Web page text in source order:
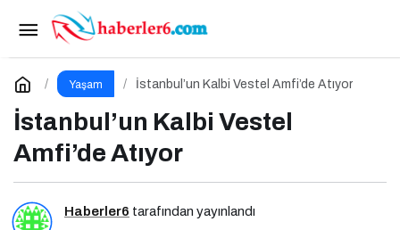
Yaşam İstanbul’un Kalbi Vestel Amfi’de Atıyor
İstanbul’un Kalbi Vestel
Amfi’de Atıyor
Haberler6 tarafından yayınlandı
Sinemanın Büyülü Dünyasında Yeni Bir Hafta
Yorum Yap